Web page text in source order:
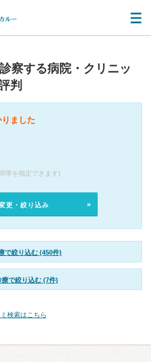
察する病院・クリニッ
判
ました
帯を指定できます)
更・絞り込み
で絞り込む (450件)
療で絞り込む (7件)
検索はこちら